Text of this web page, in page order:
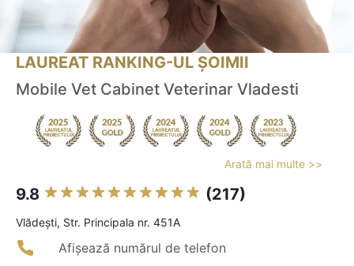
LAUREAT RANKING-UL ȘOIMII
Mobile Vet Cabinet Veterinar Vladesti
Arată mai multe >>
9.8 (217)
Vlădeşti, Str. Principala nr. 451A
Afișează numărul de telefon